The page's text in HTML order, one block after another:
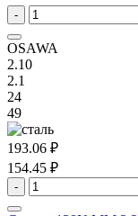
-
OSAWA
2.10
2.1
24
49
193.06 ₽
154.45 ₽
-